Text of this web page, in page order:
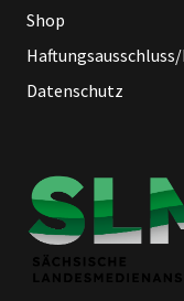
Shop
Datenschutz